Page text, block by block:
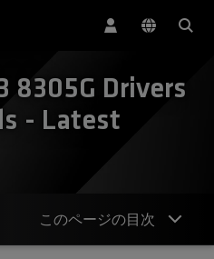
8305G Drivers
- Latest
このページの目次